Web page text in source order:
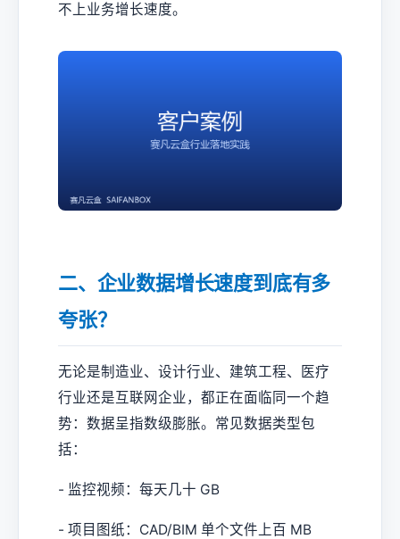
不上业务增长速度。
二、企业数据增长速度到底有多
夸张？
无论是制造业、设计行业、建筑工程、医疗
行业还是互联网企业，都正在面临同一个趋
势：数据呈指数级膨胀。常见数据类型包
括：
- 监控视频：每天几十 GB
- 项目图纸：CAD/BIM 单个文件上百 MB